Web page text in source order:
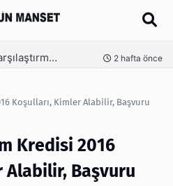
Kanaat Önderi Hüseyin Kuruçay Kimdir? 3 hafta önce
Koşulları, Kimler Alabilir, Başvuru
Kredisi 2016
Alabilir, Başvuru